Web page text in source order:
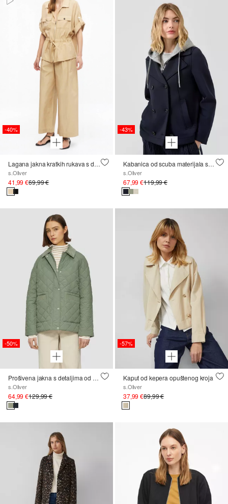
-40%
Lagana jakna kratkih rukava s detaljem na vezanje
s.Oliver
41,99 €69,99 €
-43%
Kabanica od scuba materijala s uklonjivim umetkom
s.Oliver
67,99 €119,99 €
-50%
Prošivena jakna s detaljima od korduroja
s.Oliver
64,99 €129,99 €
-57%
Kaput od kepera opuštenog kroja
s.Oliver
37,99 €89,99 €